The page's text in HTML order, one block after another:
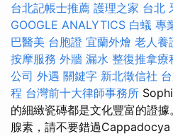
台北記帳士推薦 護理之家 台北
GOOGLE ANALYTICS 白蟻 專
巴醫美 台胞證 宜蘭外燴 老人養
按摩服務 外牆 漏水 整復推拿療
公司 外遇 關鍵字 新北徵信社
程 台灣前十大律師事務所
的細緻瓷磚都是文化豐富的證
腺素，請不要錯過